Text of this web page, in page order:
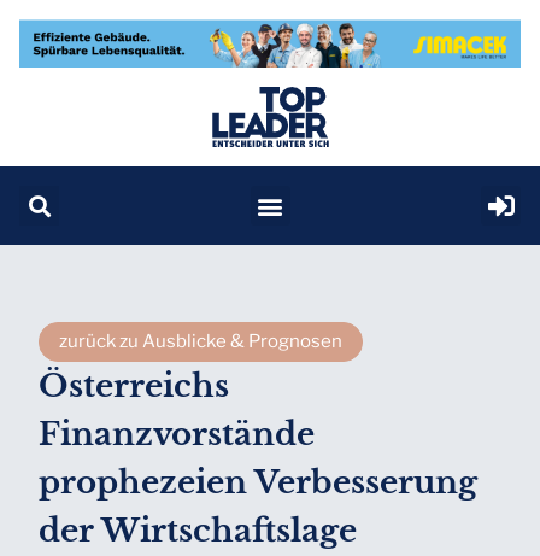
zurück zu Ausblicke & Prognosen
Österreichs
Finanzvorstände
prophezeien Verbesserung
der Wirtschaftslage